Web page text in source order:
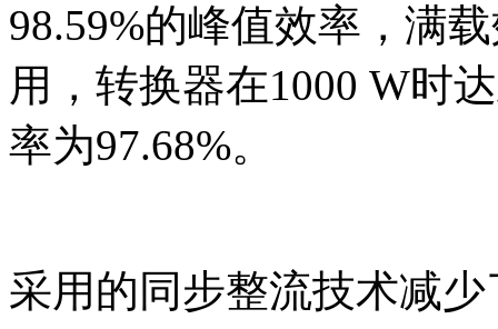
98.59%的峰值效率，满
用，转换器在1000 W时
率为97.68%。
采用的同步整流技术减